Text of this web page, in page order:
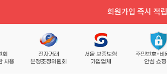
회원가입 즉시 적